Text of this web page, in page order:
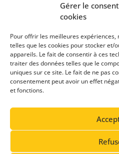
Gérer le
cookies
Pour offrir les meilleures expériences,
telles que les cookies pour stocker et/
appareils. Le fait de consentir à ces
traiter des données telles que le
uniques sur ce site. Le fait de ne pas
consentement peut avoir un effet
et fonctions.
En